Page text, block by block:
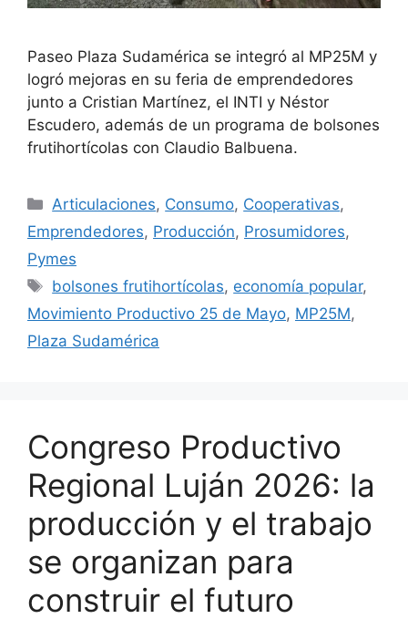
Paseo Plaza Sudamérica se integró al MP25M y
logró mejoras en su feria de emprendedores
junto a Cristian Martínez, el INTI y Néstor
Escudero, además de un programa de bolsones
frutihortícolas con Claudio Balbuena.
Articulaciones, Consumo, Cooperativas,
Emprendedores, Producción, Prosumidores,
Pymes
bolsones frutihortícolas, economía popular,
Movimiento Productivo 25 de Mayo, MP25M,
Plaza Sudamérica
Congreso Productivo
Regional Luján 2026: la
producción y el trabajo
se organizan para
construir el futuro